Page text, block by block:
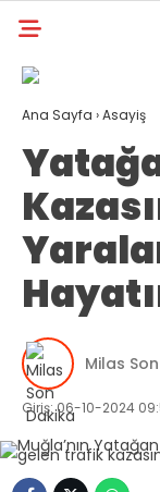
GALERİ
MILAS
MUĞLA’DAN
ASAYIŞ
GÜNDEM
EKONOMI
SPOR
VEFAT
GENEL
Ana Sayfa ›Asayiş
Milas
Giriş: 06-10-2024